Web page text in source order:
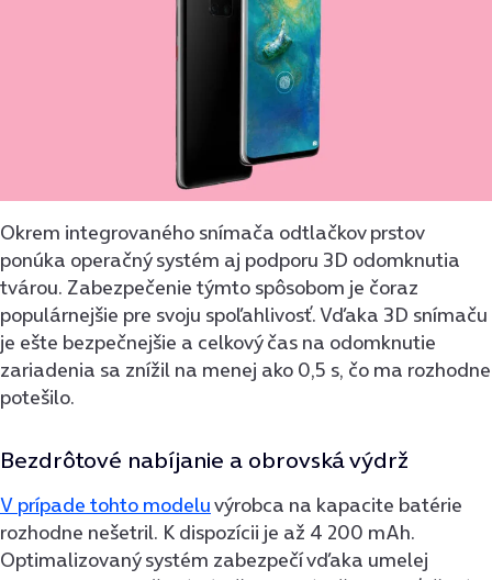
Okrem integrovaného snímača odtlačkov prstov
ponúka operačný systém aj podporu 3D odomknutia
tvárou. Zabezpečenie týmto spôsobom je čoraz
populárnejšie pre svoju spoľahlivosť. Vďaka 3D snímaču
je ešte bezpečnejšie a celkový čas na odomknutie
zariadenia sa znížil na menej ako 0,5 s, čo ma rozhodne
potešilo.
Bezdrôtové nabíjanie a obrovská výdrž
V prípade tohto modeluvýrobca na kapacite batérie
rozhodne nešetril. K dispozícii je až 4 200 mAh.
Optimalizovaný systém zabezpečí vďaka umelej